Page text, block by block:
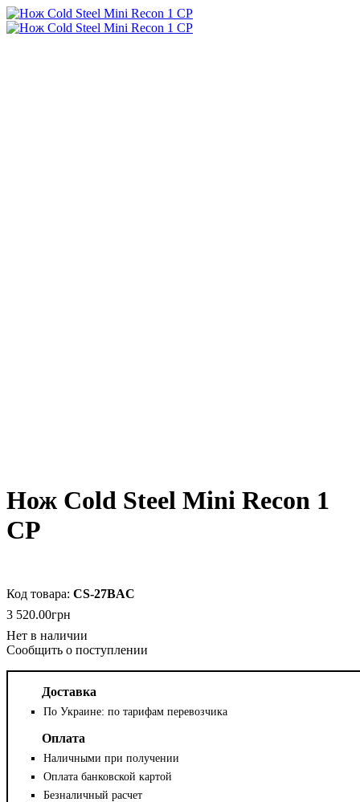
Нож Cold Steel Mini Recon 1
CP
CS-27BAC
3 520.00грн
Сообщить о поступлении
Доставка
По Украине: по тарифам перевозчика
Оплата
Наличными при получении
Оплата банковской картой
Безналичный расчет